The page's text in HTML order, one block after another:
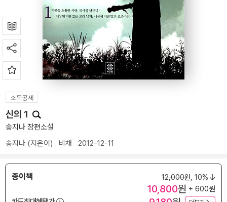
소득공제
신의 1
송지나 장편소설
송지나 (지은이) 비채 2012-12-11
종이책 12,000원, 10%
10,800원 + 600원